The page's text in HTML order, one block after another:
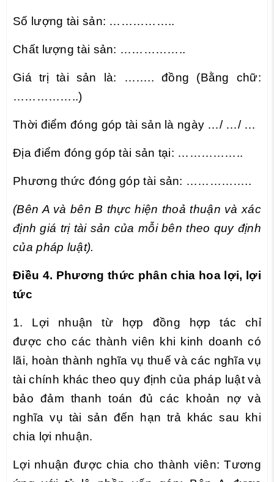
Số lượng tài sản: ……………..
Chất lượng tài sản: ……………..
Giá trị tài sản là: …….. đồng (Bằng chữ:
……………..)
Thời điểm đóng góp tài sản là ngày …/ …/ …
Địa điểm đóng góp tài sản tại: ……………..
Phương thức đóng góp tài sản: ……………..
(Bên A và bên B thực hiện thoả thuận và xác
định giá trị tài sản của mỗi bên theo quy định
của pháp luật).
Điều 4. Phương thức phân chia hoa lợi, lợi
tức
1. Lợi nhuận từ hợp đồng hợp tác chỉ
được cho các thành viên khi kinh doanh có
lãi, hoàn thành nghĩa vụ thuế và các nghĩa vụ
tài chính khác theo quy định của pháp luật và
bảo đảm thanh toán đủ các khoản nợ và
nghĩa vụ tài sản đến hạn trả khác sau khi
chia lợi nhuận.
Lợi nhuận được chia cho thành viên: Tương